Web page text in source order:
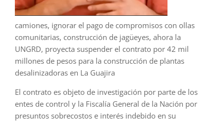
camiones, ignorar el pago de compromisos con ollas
comunitarias, construcción de jagüeyes, ahora la
UNGRD, proyecta suspender el contrato por 42 mil
millones de pesos para la construcción de plantas
desalinizadoras en La Guajira
El contrato es objeto de investigación por parte de los
entes de control y la Fiscalía General de la Nación por
presuntos sobrecostos e interés indebido en su